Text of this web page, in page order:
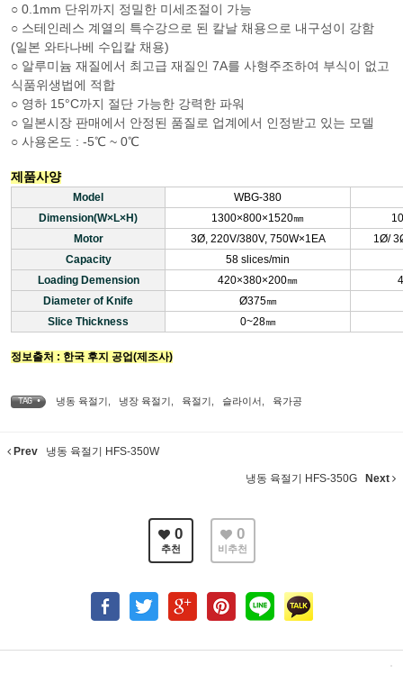
○ 0.1mm 단위까지 정밀한 미세조절이 가능
○ 스테인레스 계열의 특수강으로 된 칼날 채용으로 내구성이 강함
(일본 와타나베 수입칼 채용)
○ 알루미늄 재질에서 최고급 재질인 7A를 사형주조하여 부식이 없고
식품위생법에 적합
○ 영하 15°C까지 절단 가능한 강력한 파워
○ 일본시장 판매에서 안정된 품질로 업계에서 인정받고 있는 모델
○ 사용온도 : -5℃ ~ 0℃
제품사양
Model
WBG-380
Dimension(W×L×H)
1300×800×1520㎜
Motor
3Ø, 220V/380V, 750W×1EA
1Ø/
Capacity
58 slices/min
Loading Demension
420×380×200㎜
Diameter of Knife
Ø375㎜
Slice Thickness
0~28㎜
정보출처 : 한국 후지 공업(제조사)
TAG • 냉동 육절기 냉장 육절기 육절기 슬라이서 육가공
Prev 냉동 육절기 HFS-350W
냉동 육절기 HFS-350G Next
0
추천
0
비추천